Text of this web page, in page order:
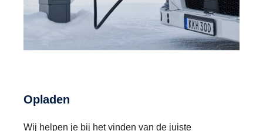
Opladen
Wij helpen je bij het vinden van de juiste